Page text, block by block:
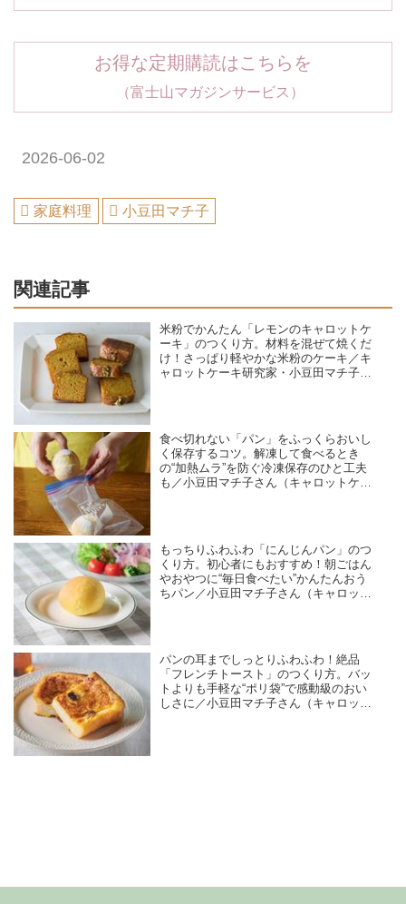
お得な定期購読はこちらを
（富士山マガジンサービス）
2026-06-02
家庭料理 小豆田マチ子
関連記事
米粉でかんたん「レモンのキャロットケ
ーキ」のつくり方。材料を混ぜて焼くだ
け！さっぱり軽やかな米粉のケーキ／キ
ャロットケーキ研究家・小豆田マチ子さ
食べ切れない「パン」をふっくらおいし
く保存するコツ。解凍して食べるとき
の“加熱ムラ”を防ぐ冷凍保存のひと工夫
も／小豆田マチ子さん（キャロットケー
もっちりふわふわ「にんじんパン」のつ
くり方。初心者にもおすすめ！朝ごはん
やおやつに“毎日食べたい”かんたんおう
ちパン／小豆田マチ子さん（キャロット
パンの耳までしっとりふわふわ！絶品
「フレンチトースト」のつくり方。バッ
トよりも手軽な“ポリ袋”で感動級のおい
しさに／小豆田マチ子さん（キャロット